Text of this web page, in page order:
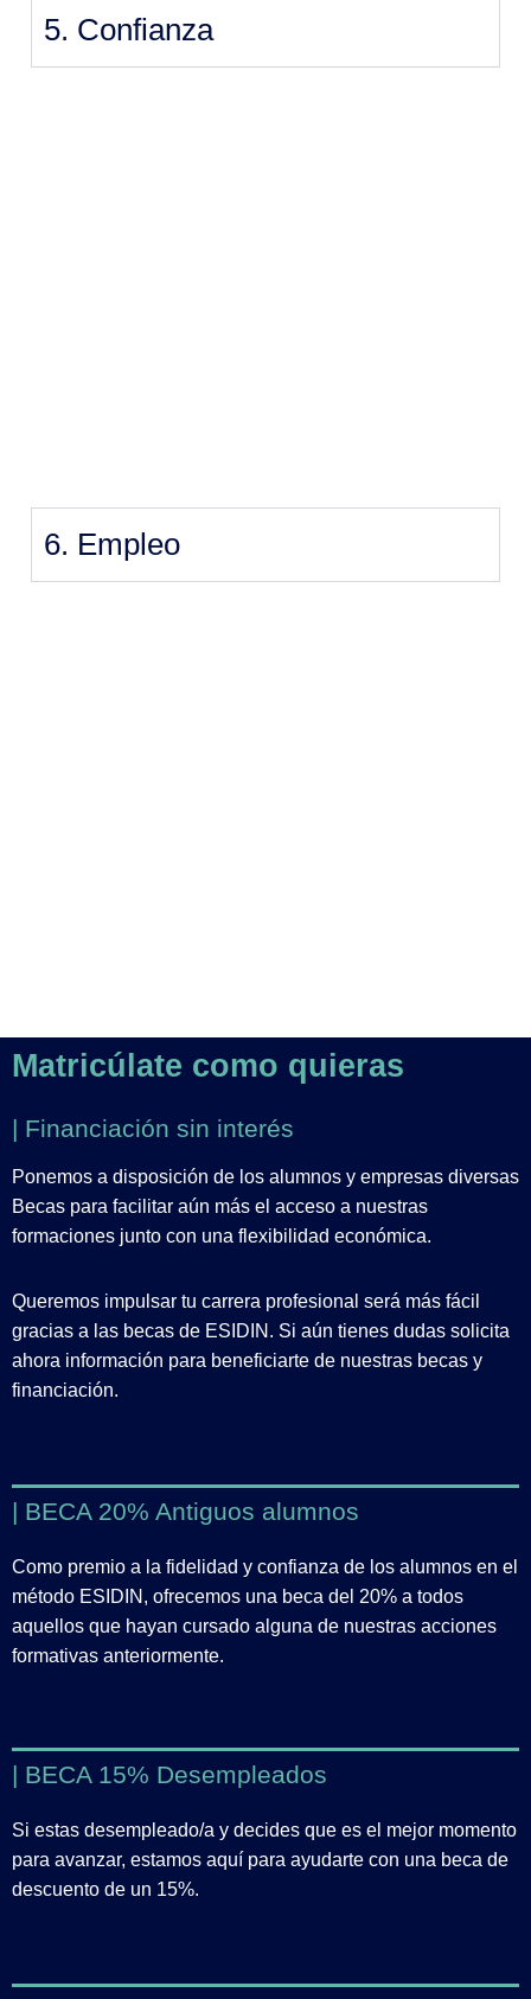
5. Confianza
6. Empleo
Matricúlate como quieras
| Financiación sin interés
Ponemos a disposición de los alumnos y empresas diversas
Becas para facilitar aún más el acceso a nuestras
formaciones junto con una flexibilidad económica.
Queremos impulsar tu carrera profesional será más fácil
gracias a las becas de ESIDIN. Si aún tienes dudas solicita
ahora información para beneficiarte de nuestras becas y
financiación.
| BECA 20% Antiguos alumnos
Como premio a la fidelidad y confianza de los alumnos en el
método ESIDIN, ofrecemos una beca del 20% a todos
aquellos que hayan cursado alguna de nuestras acciones
formativas anteriormente.
| BECA 15% Desempleados
Si estas desempleado/a y decides que es el mejor momento
para avanzar, estamos aquí para ayudarte con una beca de
descuento de un 15%.